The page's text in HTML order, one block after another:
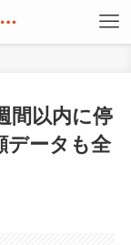
間以内に停
データも全